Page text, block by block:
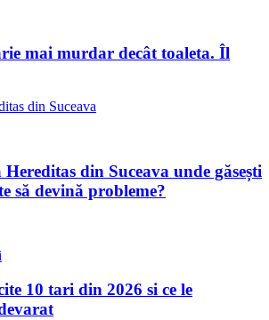
mai murdar decât toaleta. Îl
Hereditas din Suceava unde găsești
să devină probleme?
10 tari din 2026 si ce le